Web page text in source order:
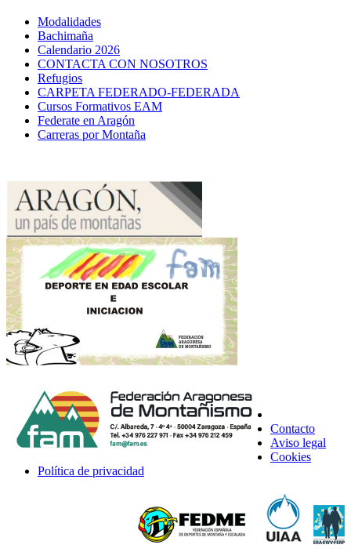
Modalidades
Bachimaña
Calendario 2026
CONTACTA CON NOSOTROS
Refugios
CARPETA FEDERADO-FEDERADA
Cursos Formativos EAM
Federate en Aragón
Carreras por Montaña
Contacto
Aviso legal
Cookies
Política de privacidad